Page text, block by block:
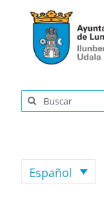
Saltar
contenido
Buscar:
Español